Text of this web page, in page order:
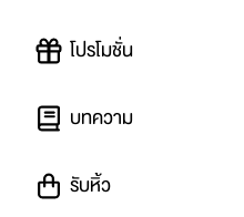
โปรโมชั่น
บทความ
รับหิ้ว
#
ปันโปร PUNPRO ที่ 1 ด้านโปร
โปรโมชัน